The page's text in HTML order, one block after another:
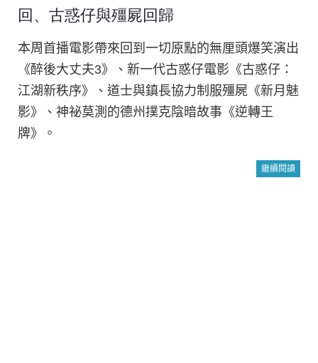
回、古惑仔與殭屍回歸
本周首播電影帶來回到一切原點的無厘頭爆笑演出
《醉後大丈夫3》、新一代古惑仔電影《古惑仔：
江湖新秩序》、道士與鎮長協力制服殭屍《新月魅
影》、神祕莫測的德州撲克陰暗故事《逆轉王
牌》。
繼續閱讀